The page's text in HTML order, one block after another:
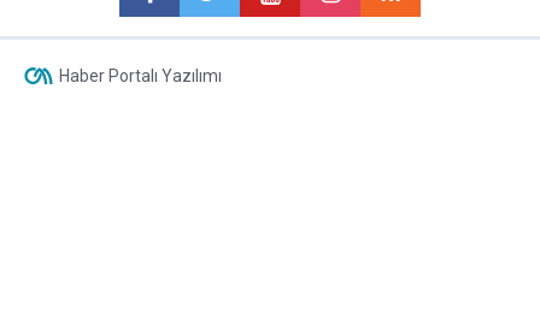
Haber Portalı Yazılımı